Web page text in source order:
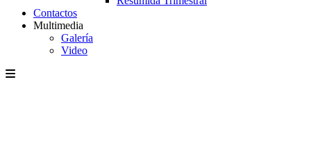
Contactos
Multimedia
Galería
Video